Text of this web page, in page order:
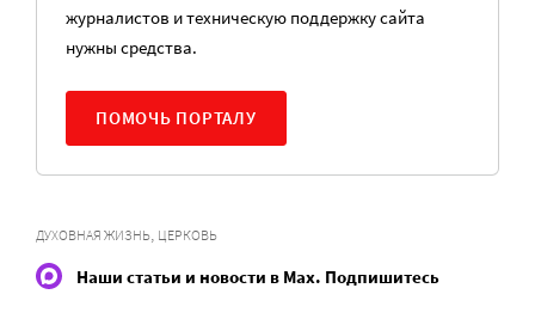
журналистов и техническую поддержку сайта
нужны средства.
ПОМОЧЬ ПОРТАЛУ
ДУХОВНАЯ ЖИЗНЬ, ЦЕРКОВЬ
Наши статьи и новости в Max. Подпишитесь